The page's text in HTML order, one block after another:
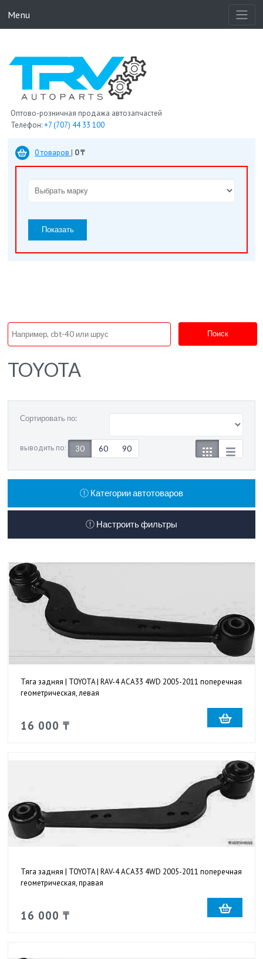
Menu
Оптово-розничная продажа автозапчастей
Телефон:+7 (707) 44 33 100
0 товаров | 0 ₸
Показать
Поиск
TOYOTA
Сортировать по:
выводить по: 30 60 90
Категории автотоваров
Настроить фильтры
Тяга задняя | TOYOTA | RAV-4 ACA33 4WD 2005-2011 поперечная
геометрическая, левая
16 000 ₸
Тяга задняя | TOYOTA | RAV-4 ACA33 4WD 2005-2011 поперечная
геометрическая, правая
16 000 ₸